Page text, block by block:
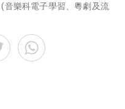
音樂科電子學習、粵劇及流
Twitter